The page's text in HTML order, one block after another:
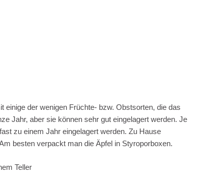
einige der wenigen Früchte- bzw. Obstsorten, die das
Jahr, aber sie können sehr gut eingelagert werden. Je
zu einem Jahr eingelagert werden. Zu Hause
besten verpackt man die Äpfel in Styroporboxen.